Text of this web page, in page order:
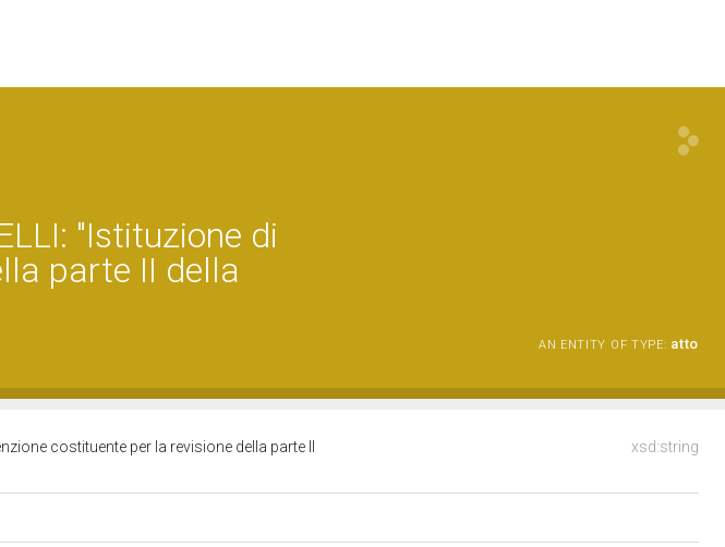
"Istituzione di
parte II della
AN ENTITY OF TYPE: atto
xsd:string
costituente per la revisione della parte II